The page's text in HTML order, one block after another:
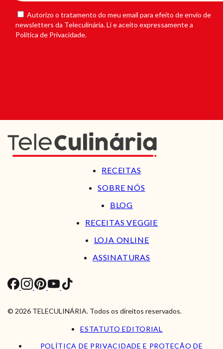
Autorizo o tratamento do meu email para efeito de envio de
newsletters da Teleculinária. Li e aceito expressamente a
Política de Privacidade.
RECEITAS
SOBRE NÓS
BLOG
RECEITAS VEGGIE
LOJA ONLINE
ASSINATURAS
© 2026 TELECULINÁRIA. Todos os direitos reservados.
ESTATUTO EDITORIAL
POLÍTICA DE PRIVACIDADE E PROTEÇÃO DE